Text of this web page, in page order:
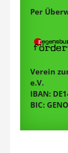
Per
Verein
e.V.
IBAN:
BIC: